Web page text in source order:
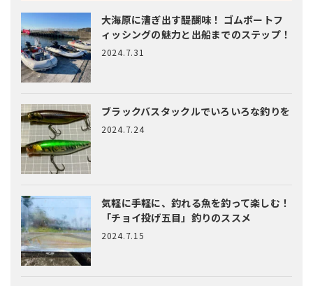
大海原に漕ぎ出す醍醐味！ ゴムボートフ
ィッシングの魅力と出船までのステップ！
2024.7.31
ブラックバスタックルでいろいろな釣りを
2024.7.24
気軽に手軽に、釣れる魚を釣って楽しむ！
「チョイ投げ五目」釣りのススメ
2024.7.15